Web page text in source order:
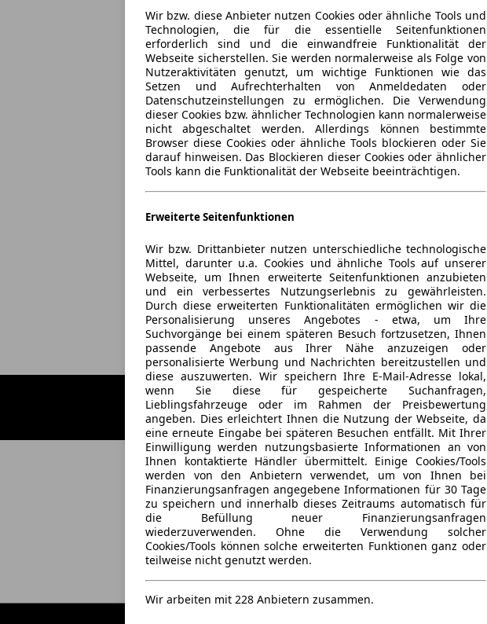
Wir bzw. diese Anbieter nutzen Cookies oder ähnliche Tools und
Technologien, die für die essentielle Seitenfunktionen
erforderlich sind und die einwandfreie Funktionalität der
Webseite sicherstellen. Sie werden normalerweise als Folge von
Nutzeraktivitäten genutzt, um wichtige Funktionen wie das
Setzen und Aufrechterhalten von Anmeldedaten oder
Datenschutzeinstellungen zu ermöglichen. Die Verwendung
dieser Cookies bzw. ähnlicher Technologien kann normalerweise
nicht abgeschaltet werden. Allerdings können bestimmte
Browser diese Cookies oder ähnliche Tools blockieren oder Sie
darauf hinweisen. Das Blockieren dieser Cookies oder ähnlicher
Tools kann die Funktionalität der Webseite beeinträchtigen.
Erweiterte Seitenfunktionen
Wir bzw. Drittanbieter nutzen unterschiedliche technologische
Mittel, darunter u.a. Cookies und ähnliche Tools auf unserer
Webseite, um Ihnen erweiterte Seitenfunktionen anzubieten
und ein verbessertes Nutzungserlebnis zu gewährleisten.
Durch diese erweiterten Funktionalitäten ermöglichen wir die
Personalisierung unseres Angebotes - etwa, um Ihre
Suchvorgänge bei einem späteren Besuch fortzusetzen, Ihnen
passende Angebote aus Ihrer Nähe anzuzeigen oder
personalisierte Werbung und Nachrichten bereitzustellen und
diese auszuwerten. Wir speichern Ihre E-Mail-Adresse lokal,
wenn Sie diese für gespeicherte Suchanfragen,
Lieblingsfahrzeuge oder im Rahmen der Preisbewertung
angeben. Dies erleichtert Ihnen die Nutzung der Webseite, da
eine erneute Eingabe bei späteren Besuchen entfällt. Mit Ihrer
Einwilligung werden nutzungsbasierte Informationen an von
Ihnen kontaktierte Händler übermittelt. Einige Cookies/Tools
werden von den Anbietern verwendet, um von Ihnen bei
Finanzierungsanfragen angegebene Informationen für 30 Tage
zu speichern und innerhalb dieses Zeitraums automatisch für
die Befüllung neuer Finanzierungsanfragen
wiederzuverwenden. Ohne die Verwendung solcher
Cookies/Tools können solche erweiterten Funktionen ganz oder
teilweise nicht genutzt werden.
Wir arbeiten mit 228 Anbietern zusammen.